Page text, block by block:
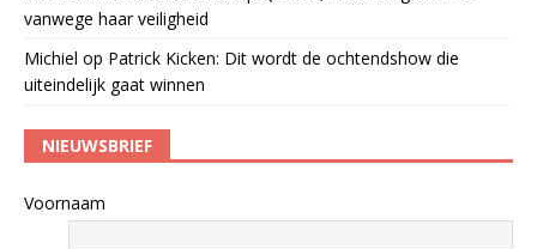
vanwege haar veiligheid
Michiel op Patrick Kicken: Dit wordt de ochtendshow die
uiteindelijk gaat winnen
NIEUWSBRIEF
Voornaam